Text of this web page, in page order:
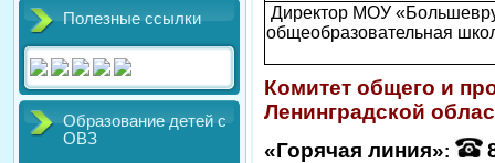
Полезные ссылки
Образование детей с
ОВЗ
Директор МОУ
общеобразовательная
Комитет общего и
Ленинградской
«Горячая линия»: